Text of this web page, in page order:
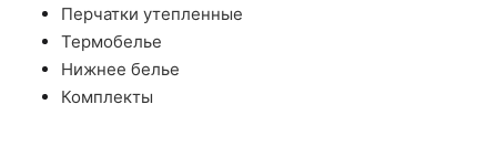
Перчатки утепленные
Термобелье
Нижнее белье
Комплекты